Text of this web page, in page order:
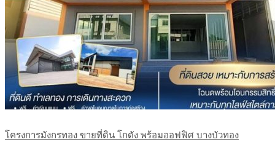
โครงการมังกรทอง ขายที่ดิน โกดัง พร้อมออฟฟิศ บางบัวทอง